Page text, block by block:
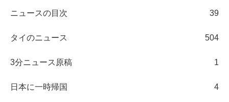
ニュースの目次 39
タイのニュース 504
3分ニュース原稿 1
日本に一時帰国 4